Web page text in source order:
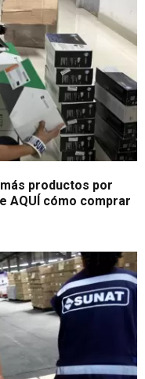
productos por
AQUÍ cómo comprar